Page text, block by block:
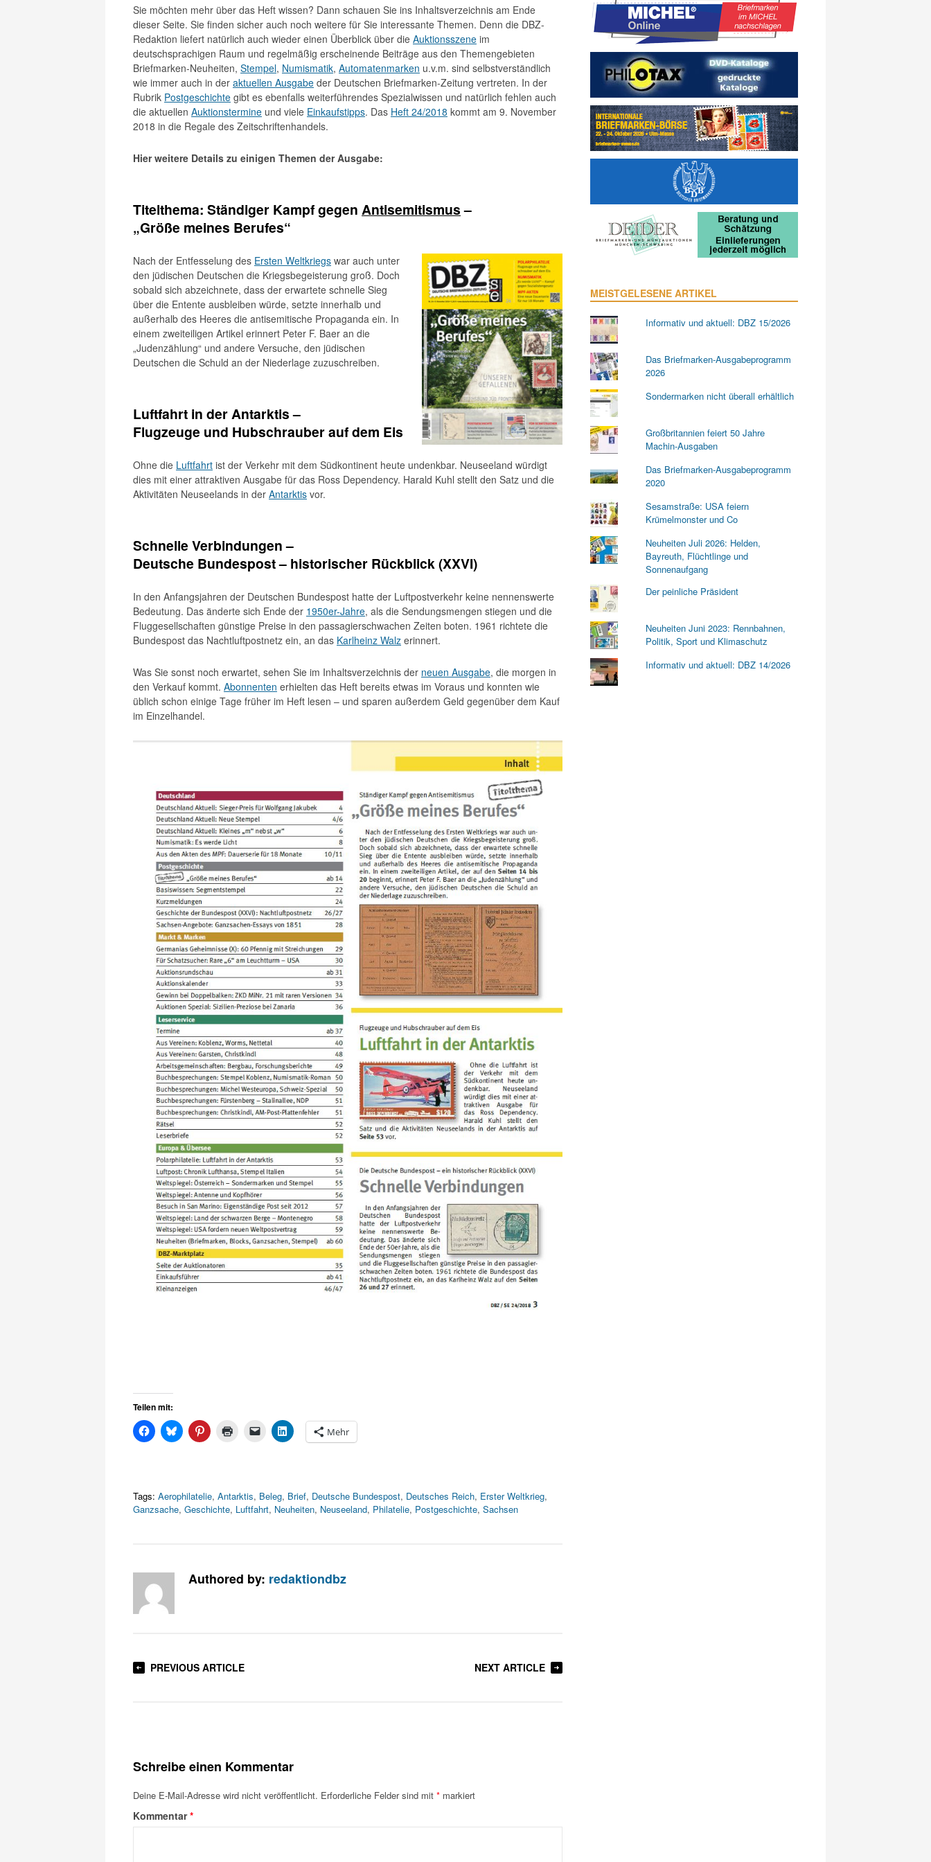
Sie möchten mehr über das Heft wissen? Dann schauen Sie ins Inhaltsverzeichnis am Ende
dieser Seite. Sie finden sicher auch noch weitere für Sie interessante Themen. Denn die DBZ-
Redaktion liefert natürlich auch wieder einen Überblick über die Auktionsszene im
deutschsprachigen Raum und regelmäßig erscheinende Beiträge aus den Themengebieten
Briefmarken-Neuheiten, Stempel, Numismatik, Automatenmarken u.v.m. sind selbstverständlich
wie immer auch in der aktuellen Ausgabe der Deutschen Briefmarken-Zeitung vertreten. In der
Rubrik Postgeschichte gibt es ebenfalls weiterführendes Spezialwissen und natürlich fehlen auch
die aktuellen Auktionstermine und viele Einkaufstipps. Das Heft 24/2018 kommt am 9. November
2018 in die Regale des Zeitschriftenhandels.
Hier weitere Details zu einigen Themen der Ausgabe:
Titelthema: Ständiger Kampf gegen Antisemitismus–
„Größe meines Berufes“
Nach der Entfesselung des Ersten Weltkriegs war auch unter
den jüdischen Deutschen die Kriegsbegeisterung groß. Doch
sobald sich abzeichnete, dass der erwartete schnelle Sieg
über die Entente ausbleiben würde, setzte innerhalb und
außerhalb des Heeres die antisemitische Propaganda ein. In
einem zweiteiligen Artikel erinnert Peter F. Baer an die
„Judenzählung“ und andere Versuche, den jüdischen
Deutschen die Schuld an der Niederlage zuzuschreiben.
Luftfahrt in der Antarktis –
Flugzeuge und Hubschrauber auf dem Eis
Ohne die Luftfahrt ist der Verkehr mit dem Südkontinent heute undenkbar. Neuseeland würdigt
dies mit einer attraktiven Ausgabe für das Ross Dependency. Harald Kuhl stellt den Satz und die
Aktivitäten Neuseelands in der Antarktis vor.
Schnelle Verbindungen –
Deutsche Bundespost – historischer Rückblick (XXVI)
In den Anfangsjahren der Deutschen Bundespost hatte der Luftpostverkehr keine nennenswerte
Bedeutung. Das änderte sich Ende der 1950er-Jahre, als die Sendungsmengen stiegen und die
Fluggesellschaften günstige Preise in den passagierschwachen Zeiten boten. 1961 richtete die
Bundespost das Nachtluftpostnetz ein, an das Karlheinz Walz erinnert.
Was Sie sonst noch erwartet, sehen Sie im Inhaltsverzeichnis der neuen Ausgabe, die morgen in
den Verkauf kommt. Abonnenten erhielten das Heft bereits etwas im Voraus und konnten wie
üblich schon einige Tage früher im Heft lesen – und sparen außerdem Geld gegenüber dem Kauf
im Einzelhandel.
Teilen mit:
Mehr
Tags: Aerophilatelie, Antarktis, Beleg, Brief, Deutsche Bundespost, Deutsches Reich, Erster Weltkrieg,
Ganzsache, Geschichte, Luftfahrt, Neuheiten, Neuseeland, Philatelie, Postgeschichte, Sachsen
Authored by: redaktiondbz
PREVIOUS ARTICLE NEXT ARTICLE
Schreibe einen Kommentar
Deine E-Mail-Adresse wird nicht veröffentlicht. Erforderliche Felder sind mit * markiert
Kommentar*
MEISTGELESENE ARTIKEL
Informativ und aktuell: DBZ 15/2026
Das Briefmarken-Ausgabeprogramm
2026
Sondermarken nicht überall erhältlich
Großbritannien feiert 50 Jahre
Machin-Ausgaben
Das Briefmarken-Ausgabeprogramm
2020
Sesamstraße: USA feiern
Krümelmonster und Co
Neuheiten Juli 2026: Helden,
Bayreuth, Flüchtlinge und
Sonnenaufgang
Der peinliche Präsident
Neuheiten Juni 2023: Rennbahnen,
Politik, Sport und Klimaschutz
Informativ und aktuell: DBZ 14/2026